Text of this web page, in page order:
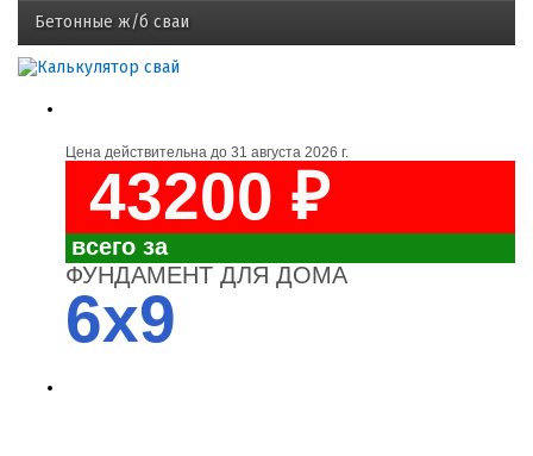
Бетонные ж/б сваи
Цена действительна до 31 августа 2026 г.
43200 ₽
всего за
ФУНДАМЕНТ ДЛЯ ДОМА
6x9